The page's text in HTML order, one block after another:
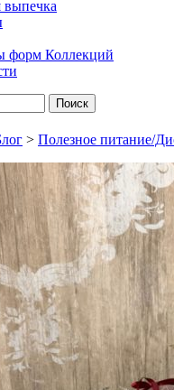
выпечка
форм Коллекций
> Полезное питание/